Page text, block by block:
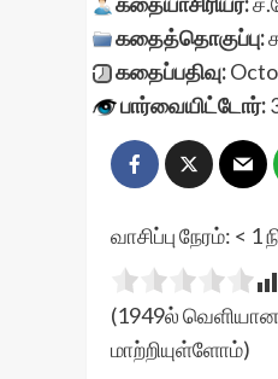
கதைத்தொகுப்பு:
கதைப்பதிவு:
பார்வையிட்டோர்:
வாசிப்பு நேரம்: < 1
(1949ல் வெளியான
மாற்றியுள்ளோம்)